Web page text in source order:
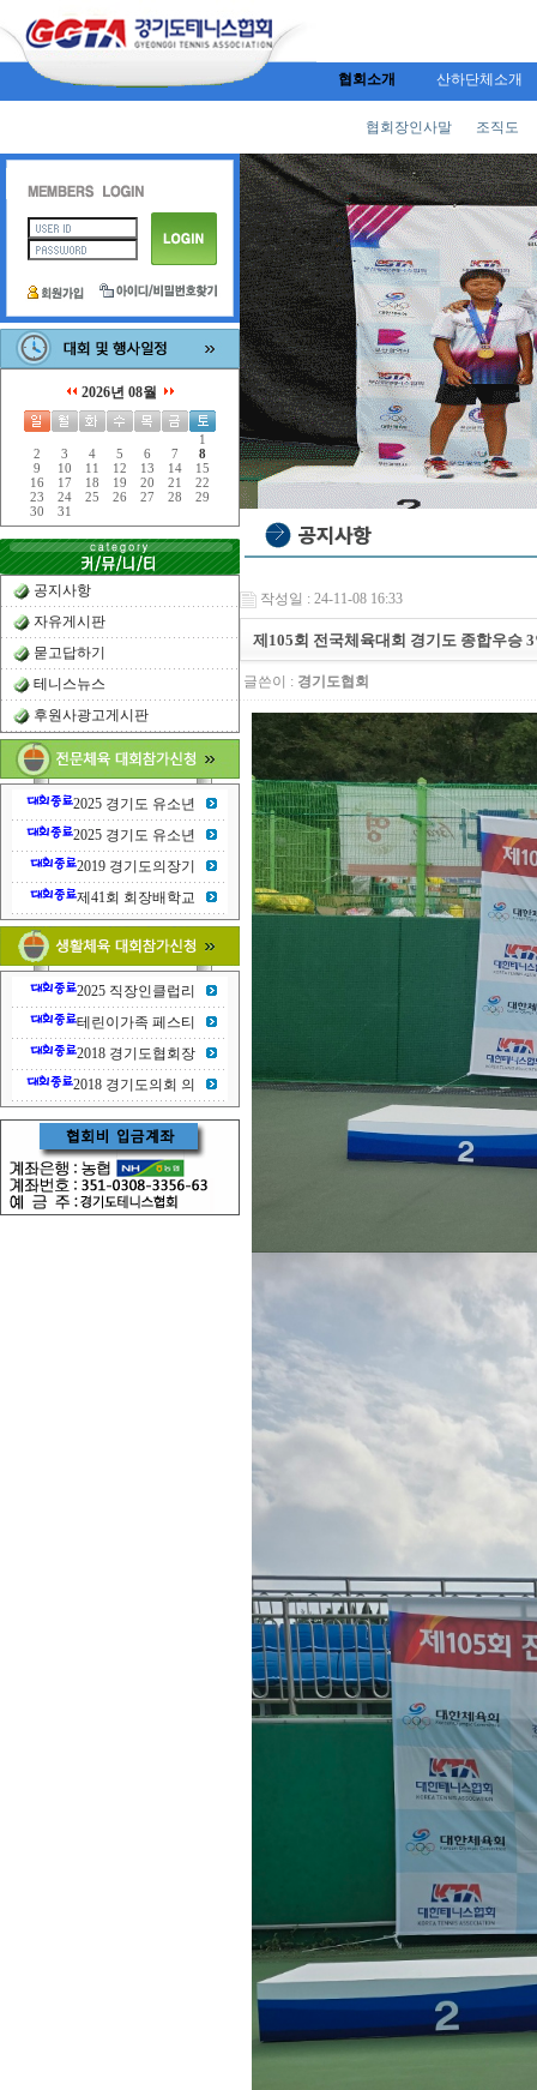
협회소개 산하단체소개
협회장인사말 조직도
2026년 08월
1
2
3 4 5 6 7
8
9
10 11 12 13 14
15
16
17 18 19 20 21
22
23
24 25 26 27 28
29
30
31
공지사항
자유게시판
묻고답하기
테니스뉴스
후원사광고게시판
2025 경기도 유소년
2025 경기도 유소년
2019 경기도의장기
제41회 회장배학교
2025 직장인클럽리
테린이가족 페스티
2018 경기도협회장
2018 경기도의회 의
작성일 : 24-11-08 16:33
제105회 전국체육대회 경기도 종합우승
글쓴이 : 경기도협회